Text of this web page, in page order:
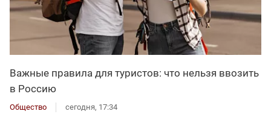
Важные правила для туристов: что нельзя ввозить
в Россию
Общество сегодня, 17:34